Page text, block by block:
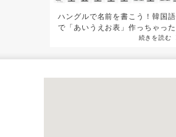
ハングルで名前を書こう！韓国語
で「あいうえお表」作っちゃった
続きを読む